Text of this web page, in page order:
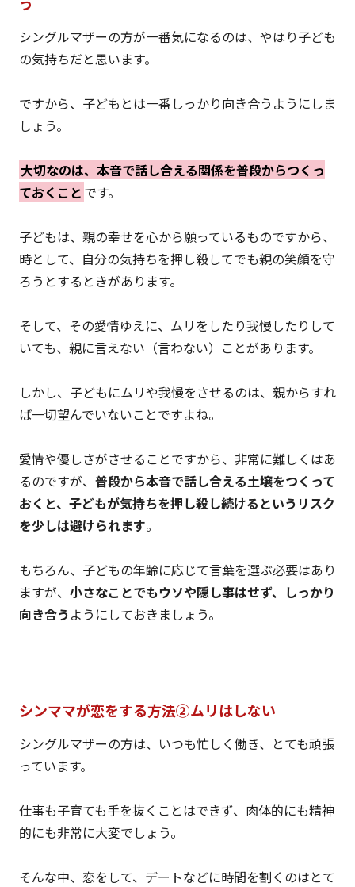
シングルマザーの方が一番気になるのは、やはり子ども
の気持ちだと思います。
ですから、子どもとは一番しっかり向き合うようにしま
しょう。
大切なのは、本音で話し合える関係を普段からつくっ
ておくこと です。
子どもは、親の幸せを心から願っているものですから、
時として、自分の気持ちを押し殺してでも親の笑顔を守
ろうとするときがあります。
そして、その愛情ゆえに、ムリをしたり我慢したりして
いても、親に言えない（言わない）ことがあります。
しかし、子どもにムリや我慢をさせるのは、親からすれ
ば一切望んでいないことですよね。
愛情や優しさがさせることですから、非常に難しくはあ
るのですが、 普段から本音で話し合える土壌をつくって
おくと、子どもが気持ちを押し殺し続けるというリスク
を少しは避けられます。
もちろん、子どもの年齢に応じて言葉を選ぶ必要はあり
ますが、 小さなことでもウソや隠し事はせず、しっかり
向き合う ようにしておきましょう。
シンママが恋をする方法②ムリはしない
シングルマザーの方は、いつも忙しく働き、とても頑張
っています。
仕事も子育ても手を抜くことはできず、肉体的にも精神
的にも非常に大変でしょう。
そんな中、恋をして、デートなどに時間を割くのはとて